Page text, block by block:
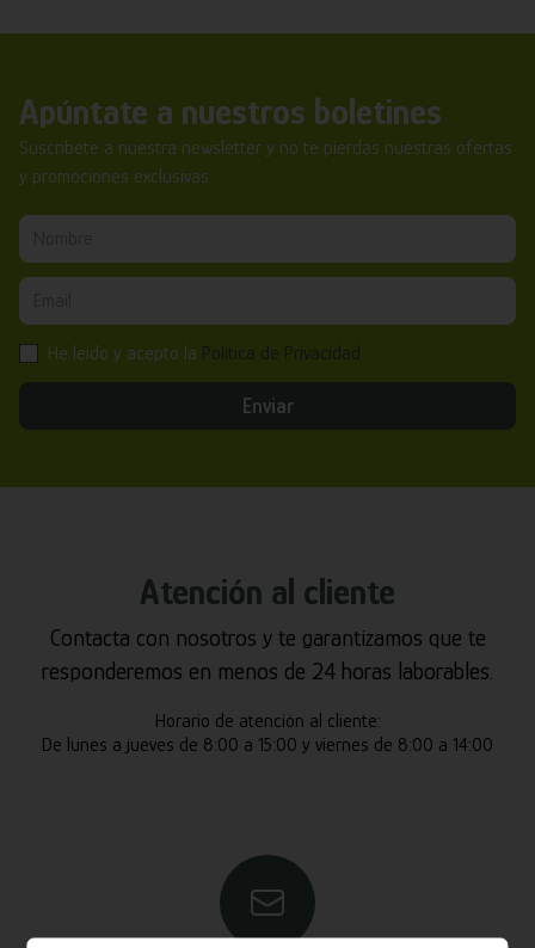
Apúntate a nuestros boletines
Suscríbete a nuestra newsletter y no te pierdas nuestras ofertas
y promociones exclusivas.
He leído y acepto la
Enviar
Atención al cliente
Contacta con nosotros y te garantizamos que te
responderemos en menos de 24 horas laborables.
Horario de atención al cliente:
De lunes a jueves de 8:00 a 15:00 y viernes de 8:00 a 14:00